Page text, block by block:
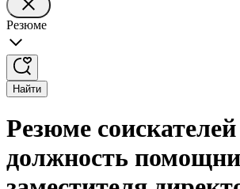
Резюме
Найти
Резюме
должность